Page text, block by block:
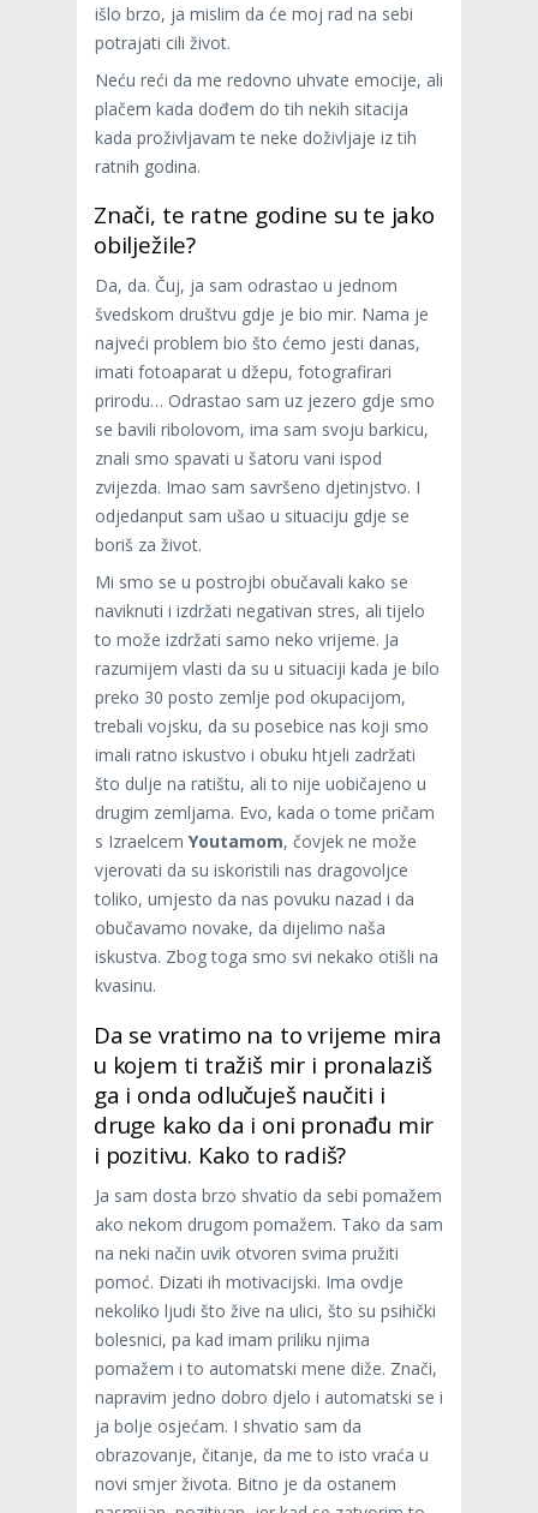
išlo brzo, ja mislim da će moj rad na sebi
potrajati cili život.
Neću reći da me redovno uhvate emocije, ali
plačem kada dođem do tih nekih sitacija
kada proživljavam te neke doživljaje iz tih
ratnih godina.
Znači, te ratne godine su te jako
obilježile?
Da, da. Čuj, ja sam odrastao u jednom
švedskom društvu gdje je bio mir. Nama je
najveći problem bio što ćemo jesti danas,
imati fotoaparat u džepu, fotografirari
prirodu… Odrastao sam uz jezero gdje smo
se bavili ribolovom, ima sam svoju barkicu,
znali smo spavati u šatoru vani ispod
zvijezda. Imao sam savršeno djetinjstvo. I
odjedanput sam ušao u situaciju gdje se
boriš za život.
Mi smo se u postrojbi obučavali kako se
naviknuti i izdržati negativan stres, ali tijelo
to može izdržati samo neko vrijeme. Ja
razumijem vlasti da su u situaciji kada je bilo
preko 30 posto zemlje pod okupacijom,
trebali vojsku, da su posebice nas koji smo
imali ratno iskustvo i obuku htjeli zadržati
što dulje na ratištu, ali to nije uobičajeno u
drugim zemljama. Evo, kada o tome pričam
s Izraelcem Youtamom, čovjek ne može
vjerovati da su iskoristili nas dragovoljce
toliko, umjesto da nas povuku nazad i da
obučavamo novake, da dijelimo naša
iskustva. Zbog toga smo svi nekako otišli na
kvasinu.
Da se vratimo na to vrijeme mira
u kojem ti tražiš mir i pronalaziš
ga i onda odlučuješ naučiti i
druge kako da i oni pronađu mir
i pozitivu. Kako to radiš?
Ja sam dosta brzo shvatio da sebi pomažem
ako nekom drugom pomažem. Tako da sam
na neki način uvik otvoren svima pružiti
pomoć. Dizati ih motivacijski. Ima ovdje
nekoliko ljudi što žive na ulici, što su psihički
bolesnici, pa kad imam priliku njima
pomažem i to automatski mene diže. Znači,
napravim jedno dobro djelo i automatski se i
ja bolje osjećam. I shvatio sam da
obrazovanje, čitanje, da me to isto vraća u
novi smjer života. Bitno je da ostanem